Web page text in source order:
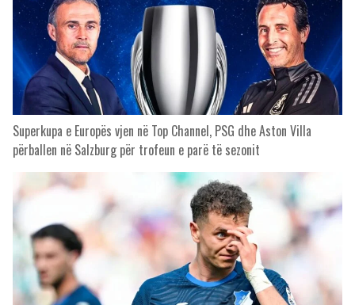
Superkupa e Europës vjen në Top Channel, PSG dhe Aston Villa
përballen në Salzburg për trofeun e parë të sezonit